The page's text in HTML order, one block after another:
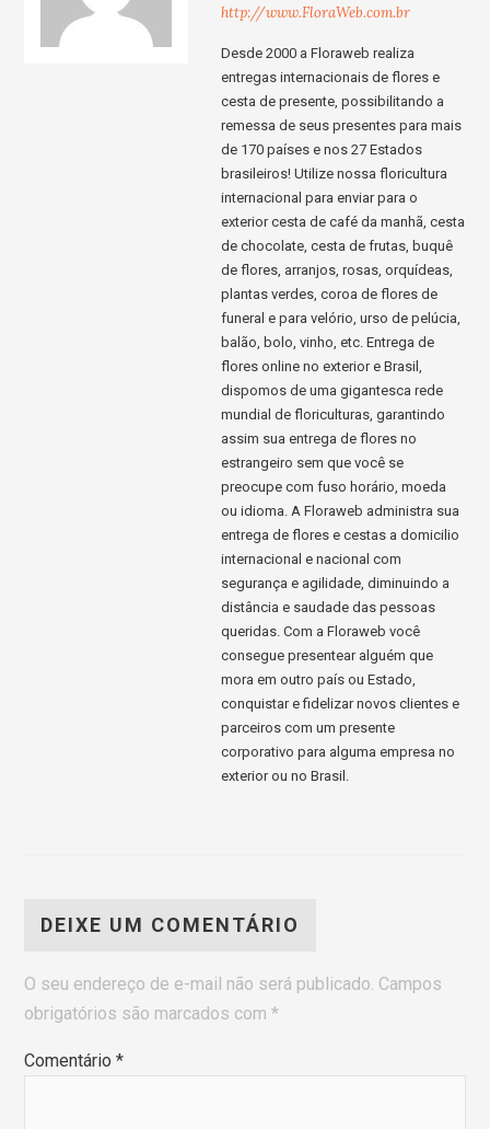
http://www.FloraWeb.com.br
Desde 2000 a Floraweb realiza
entregas internacionais de flores e
cesta de presente, possibilitando a
remessa de seus presentes para mais
de 170 países e nos 27 Estados
brasileiros! Utilize nossa floricultura
internacional para enviar para o
exterior cesta de café da manhã, cesta
de chocolate, cesta de frutas, buquê
de flores, arranjos, rosas, orquídeas,
plantas verdes, coroa de flores de
funeral e para velório, urso de pelúcia,
balão, bolo, vinho, etc. Entrega de
flores online no exterior e Brasil,
dispomos de uma gigantesca rede
mundial de floriculturas, garantindo
assim sua entrega de flores no
estrangeiro sem que você se
preocupe com fuso horário, moeda
ou idioma. A Floraweb administra sua
entrega de flores e cestas a domicilio
internacional e nacional com
segurança e agilidade, diminuindo a
distância e saudade das pessoas
queridas. Com a Floraweb você
consegue presentear alguém que
mora em outro país ou Estado,
conquistar e fidelizar novos clientes e
parceiros com um presente
corporativo para alguma empresa no
exterior ou no Brasil.
DEIXE UM COMENTÁRIO
O seu endereço de e-mail não será publicado. Campos
obrigatórios são marcados com*
Comentário*